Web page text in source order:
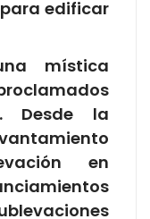
edificar
mística
Desde la
en